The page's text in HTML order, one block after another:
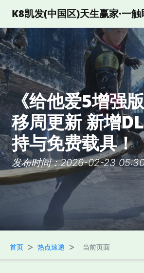
K8凯发(中国区)天生赢家·一触
《给他爱5增强
移周更新 新增
持与免费载具！
发布时间：2026-02-23
首页 > 热点速递 > 当前页面